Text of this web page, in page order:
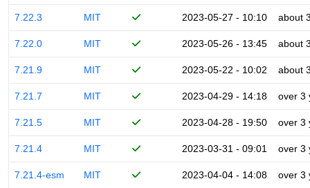
7.22.3 MIT 2023-05-27 - 10:10 about
7.22.0 MIT 2023-05-26 - 13:45 about
7.21.9 MIT 2023-05-22 - 10:02 about
7.21.7 MIT 2023-04-29 - 14:18 over 3
7.21.5 MIT 2023-04-28 - 19:50 over 3
7.21.4 MIT 2023-03-31 - 09:01 over 3
7.21.4-esm MIT 2023-04-04 - 14:08 over 3